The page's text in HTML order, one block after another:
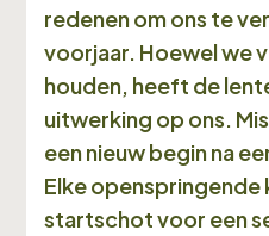
redenen om ons te
voorjaar. Hoewel we
houden, heeft de
uitwerking op ons.
een nieuw begin na
Elke openspringende
startschot voor een